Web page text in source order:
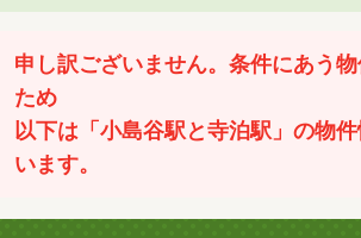
申し訳ございません。条件にあう
ため
以下は「小島谷駅と寺泊駅」の物
います。